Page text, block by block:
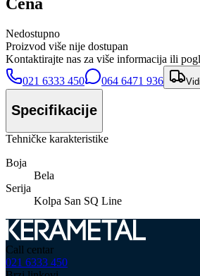
Nedostupno
Proizvod više nije dostupan
Kontaktirajte nas za više informacija ili
021 6333 450
064 6471 936
Specifikacije
Tehničke karakteristike
Boja
Bela
Serija
Kolpa San SQ Line
Call centar
021 6333 450